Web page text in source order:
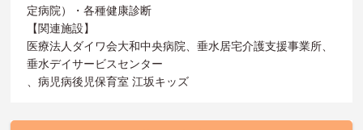
定病院）・各種健康診断
【関連施設】
医療法人ダイワ会大和中央病院、垂水居宅介護支援事業所、
垂水デイサービスセンター
、病児病後児保育室 江坂キッズ